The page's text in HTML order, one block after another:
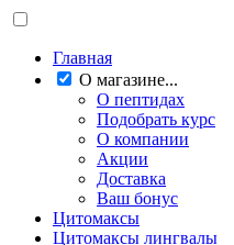
Главная
О магазине...
О пептидах
Подобрать курс
О компании
Акции
Доставка
Ваш бонус
Цитомаксы
Цитомаксы лингвалы